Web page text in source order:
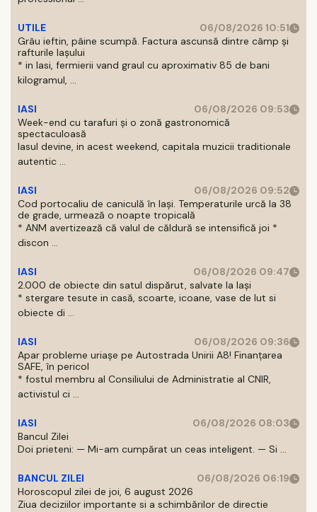
UTILE
06/08/2026 10:51
Grâu ieftin, pâine scumpă. Factura ascunsă dintre câmp și
rafturile Iașului
* in Iasi, fermierii vand graul cu aproximativ 85 de bani
kilogramul, ...
IASI
06/08/2026 09:53
Week-end cu tarafuri și o zonă gastronomică
spectaculoasă
Iasul devine, in acest weekend, capitala muzicii traditionale
autentic ...
IASI
06/08/2026 09:52
Cod portocaliu de caniculă în Iași. Temperaturile urcă la 38
de grade, urmează o noapte tropicală
* ANM avertizează că valul de căldură se intensifică joi *
discon ...
IASI
06/08/2026 09:47
2.000 de obiecte din satul dispărut, salvate la Iași
* stergare tesute in casă, scoarte, icoane, vase de lut si
obiecte di ...
IASI
06/08/2026 09:36
Apar probleme uriașe pe Autostrada Unirii A8! Finanțarea
SAFE, în pericol
* fostul membru al Consiliului de Administratie al CNIR,
activistul ci ...
IASI
06/08/2026 08:03
Bancul Zilei
Doi prieteni: — Mi-am cumpărat un ceas inteligent. — Si ...
BANCUL ZILEI
06/08/2026 06:19
Horoscopul zilei de joi, 6 august 2026
Ziua deciziilor importante si a schimbărilor de directie